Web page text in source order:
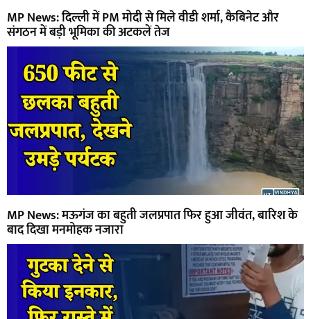
MP News: दिल्ली में PM मोदी से मिले वीडी शर्मा, कैबिनेट और
संगठन में बड़ी भूमिका की अटकलें तेज
MP News: मऊगंज का बहुती जलप्रपात फिर हुआ जीवंत, बारिश के
बाद दिखा मनमोहक नजारा